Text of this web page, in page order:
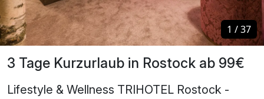
3 Tage Kurzurlaub in Rostock ab 99€
Lifestyle & Wellness TRIHOTEL Rostock -
1 /37
1 /37